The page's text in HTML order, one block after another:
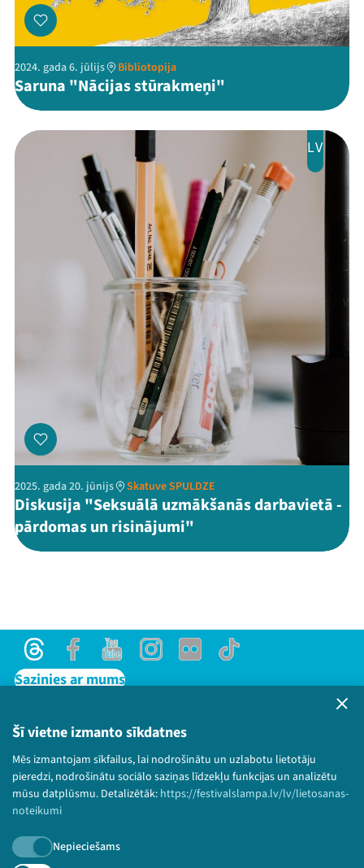
Šī vietne izmanto sīkdatnes
Mēs izmantojam sīkfailus, lai nodrošinātu un uzlabotu lietotāju
pieredzi, nodrošinātu sociālo saziņas līdzekļu funkcijas un analizētu
mūsu datplūsmu. Detalizētāk: https://festivalslampa.lv/lv/lietosanas-
noteikumi
Nepieciešams
2024. gada 6. jūlijs Bibliotopija
Saruna "Nācijas stūrakmeņi"
LV
2025. gada 20. jūnijs Skatuve SPULDZE
Diskusija "Seksuālā uzmākšanās darbavietā -
pārdomas un risinājumi"
ThreadsFacebookYoutubeInstagram
Flick TikTok
Sazinies ar mums
Lietošanas noteikumi un sīkdatņu politika
Bērnu aizsardzības politika
© 2026 Sarunu festivāls LAMPA Visas tiesības
paturētas.